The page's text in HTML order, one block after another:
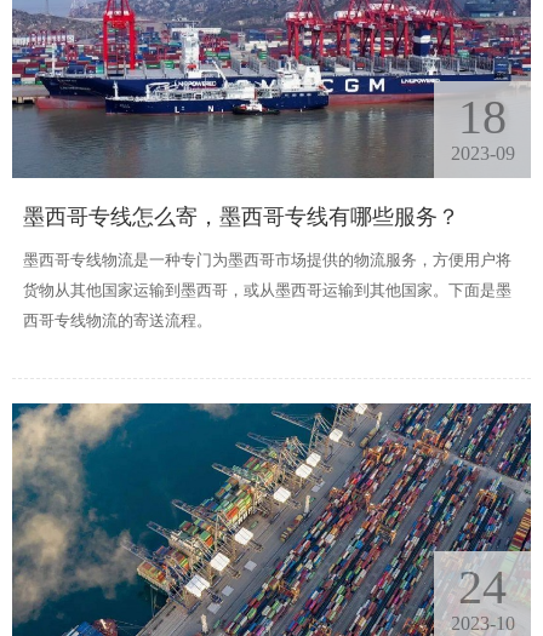
18
2023-09
墨西哥专线怎么寄，墨西哥专线有哪些服务？
墨西哥专线物流是一种专门为墨西哥市场提供的物流服务，方便用户将
货物从其他国家运输到墨西哥，或从墨西哥运输到其他国家。下面是墨
西哥专线物流的寄送流程。
24
2023-10